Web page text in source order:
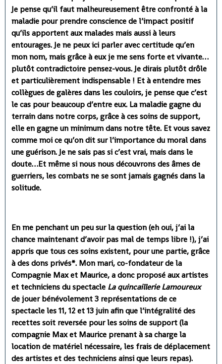
Je pense qu’il faut malheureusement être confronté à la
maladie pour prendre conscience de l’impact positif
qu’ils apportent aux malades mais aussi à leurs
entourages. Je ne peux ici parler avec certitude qu’en
mon nom, mais grâce à eux je me sens forte et vivante…
plutôt contradictoire pensez-vous. Je dirais plutôt drôle
et particulièrement indispensable ! Et à entendre mes
collègues de galères dans les couloirs, je pense que c’est
le cas pour beaucoup d’entre eux. La maladie gagne du
terrain dans notre corps, grâce à ces soins de support,
elle en gagne un minimum dans notre tête. Et vous savez
comme moi ce qu’on dit sur l’importance du moral dans
une guérison. Je ne sais pas si c’est vrai, mais dans le
doute…Et même si nous nous découvrons des âmes de
guerriers, les combats ne se sont jamais gagnés dans la
solitude.
En me penchant un peu sur la question (eh oui, j’ai la
chance maintenant d’avoir pas mal de temps libre !), j’ai
appris que tous ces soins existent, pour une partie, grâce
à des dons privés*. Mon mari, co-fondateur de la
Compagnie Max et Maurice, a donc proposé aux artistes
et techniciens du spectacle La quincaillerie Lamoureux
de jouer bénévolement 3 représentations de ce
spectacle les 11, 12 et 13 juin afin que l’intégralité des
recettes soit reversée pour les soins de support (la
compagnie Max et Maurice prenant à sa charge la
location de matériel nécessaire, les frais de déplacement
des artistes et des techniciens ainsi que leurs repas).